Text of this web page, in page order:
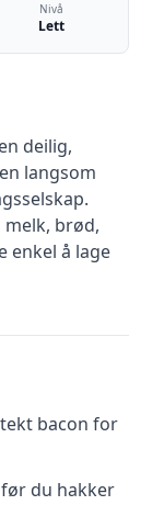
Nivå
Lett
deilig,
langsom
melk, brød,
enkel å lage
bacon for
du hakker